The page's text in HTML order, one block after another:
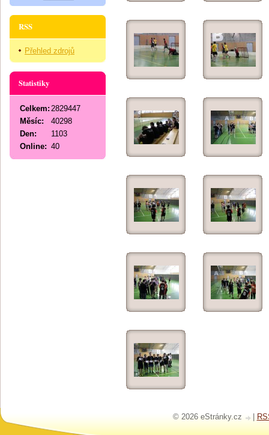
RSS
Přehled zdrojů
Statistiky
Online: 40
Celkem: 2829447
Měsíc:
40298
Den:
1103
© 2026 eStránky.cz